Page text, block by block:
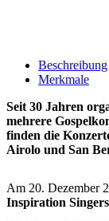
Beschreibung
Merkmale
Seit 30 Jahren
mehrere
finden die
Airolo und San
Am 20. Dezember
Inspiration Singers